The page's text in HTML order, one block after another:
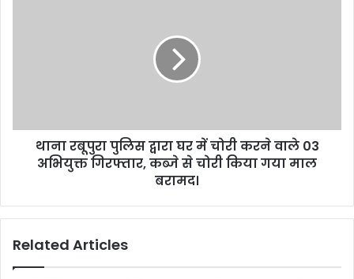
थाना रबूपुरा पुलिस द्वारा घर में चोरी करने वाले 03
अभियुक्त गिरफ्तार, कब्जे से चोरी किया गया माल
बरामद।
Related Articles